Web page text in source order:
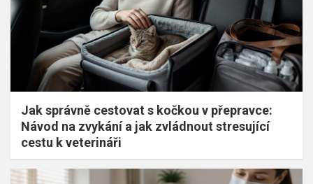
Jak správně cestovat s kočkou v přepravce:
Návod na zvykání a jak zvládnout stresující
cestu k veterináři